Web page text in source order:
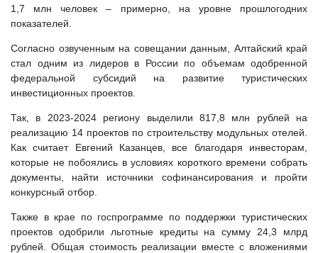
1,7 млн человек – примерно, на уровне прошлогодних
показателей.
Согласно озвученным на совещании данным, Алтайский край
стал одним из лидеров в России по объемам одобренной
федеральной субсидий на развитие туристических
инвестиционных проектов.
Так, в 2023-2024 региону выделили 817,8 млн рублей на
реализацию 14 проектов по строительству модульных отелей.
Как считает Евгений Казанцев, все благодаря инвесторам,
которые не побоялись в условиях короткого времени собрать
документы, найти источники софинансирования и пройти
конкурсный отбор.
Также в крае по госпрограмме по поддержки туристических
проектов одобрили льготные кредиты на сумму 24,3 млрд
рублей. Общая стоимость реализации вместе с вложениями